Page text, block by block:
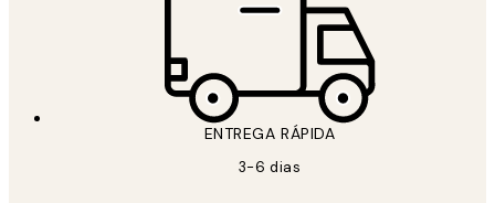
ENTREGA RÁPIDA
3-6 dias